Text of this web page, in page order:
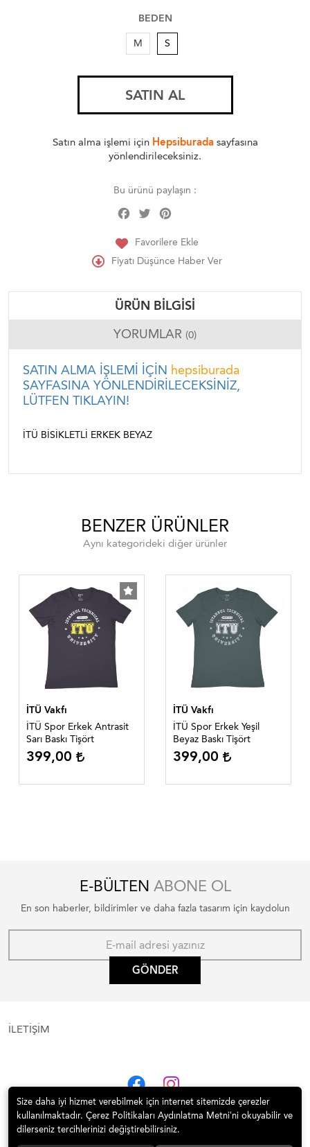
BEDEN
M S
SATIN AL
Satın alma işlemi için Hepsiburadasayfasına
yönlendirileceksiniz.
Bu ürünü paylaşın :
Facebook
Twitter
Favorilere Ekle
Fiyatı Düşünce Haber Ver
ÜRÜN BILGISI
YORUMLAR (0)
SATIN ALMA İŞLEMİ İÇİN hepsiburada
SAYFASINA YÖNLENDİRİLECEKSİNİZ,
LÜTFEN TIKLAYIN!
İTÜ BISIKLETLI ERKEK BEYAZ
BENZER ÜRÜNLER
Aynı kategorideki diğer ürünler
İTÜ Vakfı
İTÜ Spor Erkek Antrasit
Sarı Baskı Tişört
399,00
İTÜ Vakfı
İTÜ Spor Erkek Yeşil
Beyaz Baskı Tişört
399,00
E-BÜLTEN ABONE OL
En son haberler, bildirimler ve daha fazla tasarım için kaydolun
GÖNDER
İLETİŞİM
Size daha iyi hizmet verebilmek için internet sitemizde çerezler
kullanılmaktadır. Çerez Politikaları Aydınlatma Metni’ni okuyabilir ve
dilerseniz tercihlerinizi değiştirebilirsiniz.